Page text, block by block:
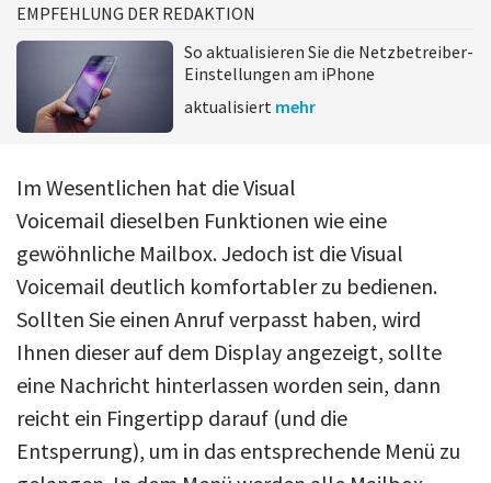
EMPFEHLUNG DER REDAKTION
So aktualisieren Sie die Netzbetreiber-
Einstellungen am iPhone
aktualisiert mehr
Im Wesentlichen hat die Visual
Voicemail dieselben Funktionen wie eine
gewöhnliche Mailbox. Jedoch ist die Visual
Voicemail deutlich komfortabler zu bedienen.
Sollten Sie einen Anruf verpasst haben, wird
Ihnen dieser auf dem Display angezeigt, sollte
eine Nachricht hinterlassen worden sein, dann
reicht ein Fingertipp darauf (und die
Entsperrung), um in das entsprechende Menü zu